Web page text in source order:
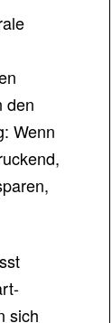
den
Wenn
sich